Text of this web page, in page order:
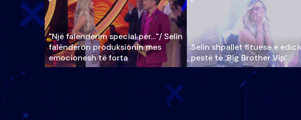
"Një falenderim special për…"/ Selin
falënderon produksionin mes
emocionesh të forta
Selin shpallet fituese e
pestë të ‘Big Brother Vip’